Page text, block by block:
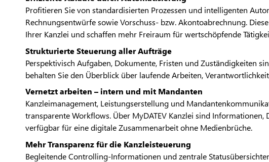
Profitieren Sie von standardisierten Prozessen und intelligenten
Rechnungsentwürfe sowie Vorschuss- bzw. Akontoabrechnung.
Ihrer Kanzlei und schaffen mehr Freiraum für wertschöpfende
Strukturierte Steuerung aller Aufträge
Perspektivisch Aufgaben, Dokumente, Fristen und Zuständigkeiten
behalten Sie den Überblick über laufende Arbeiten,
Vernetzt arbeiten – intern und mit Mandanten
Kanzleimanagement, Leistungserstellung und
transparente Workflows. Über MyDATEV Kanzlei sind
verfügbar für eine digitale Zusammenarbeit ohne Medienbrüche.
Mehr Transparenz für die Kanzleisteuerung
Begleitende Controlling-Informationen und zentrale